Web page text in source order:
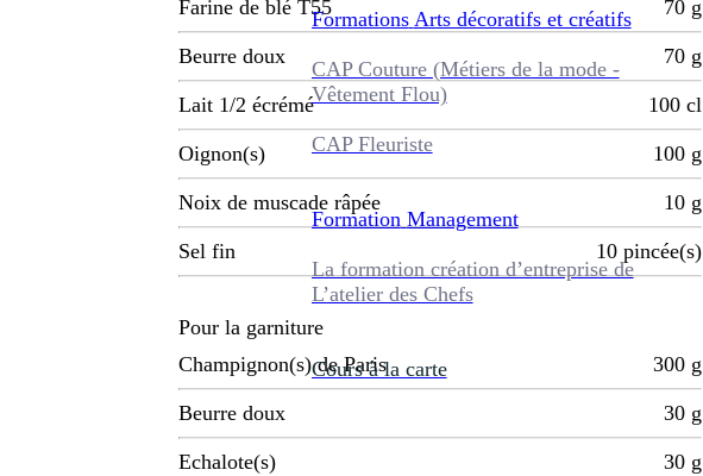
Formations Arts décoratifs et créatifs
CAP Couture (Métiers de la mode -
Vêtement Flou)
CAP Fleuriste
Formation Management
La formation création d’entreprise de
L’atelier des Chefs
Cours à la carte
Farine de blé T55
70 g
Beurre doux 70 g
Lait 1/2 écrémé 100 cl
Oignon(s) 100 g
Noix de muscade râpée 10 g
Sel fin 10 pincée(s)
Pour la garniture
Champignon(s) de Paris
300 g
Beurre doux 30 g
Echalote(s) 30 g